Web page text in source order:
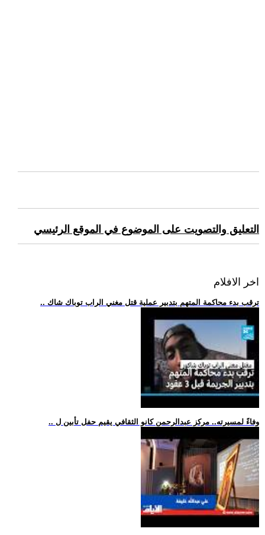
التعليق والتصويت على الموضوع في الموقع الرئيسي
اخر الافلام
.. ترقب بدء محاكمة المتهم بتدبير عملية قتل مغني الراب توباك شاك
.. وفاءً لمسيرته.. مركز عبدالرحمن كانو الثقافي يقيم حفل تأبين ل